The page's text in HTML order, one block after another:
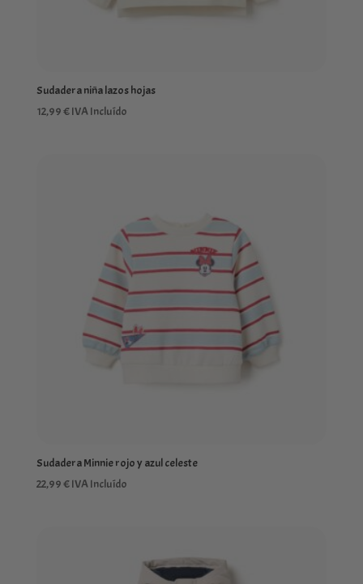
Sudadera niña lazos hojas
12,99€IVA Incluído
Sudadera Minnie rojo y azul celeste
22,99€IVA Incluído